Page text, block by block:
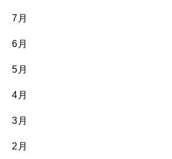
7月
6月
5月
4月
3月
2月